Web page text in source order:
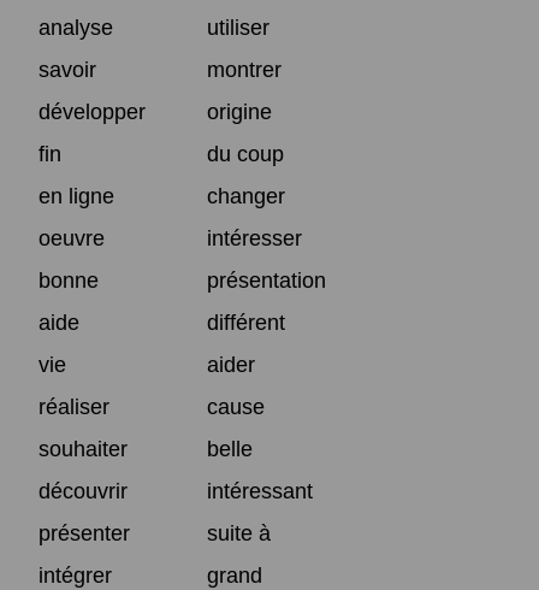
analyse
utiliser
savoir
montrer
développer
origine
fin
du coup
en ligne
changer
oeuvre
intéresser
bonne
présentation
aide
différent
vie
aider
réaliser
cause
souhaiter
belle
découvrir
intéressant
présenter
suite à
intégrer
grand